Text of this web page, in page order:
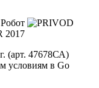
Робот
2017